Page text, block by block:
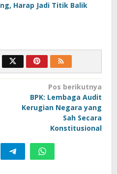
Harap Jadi Titik Balik
Pos berikutnya
BPK: Lembaga Audit
Kerugian Negara yang
Sah Secara
Konstitusional